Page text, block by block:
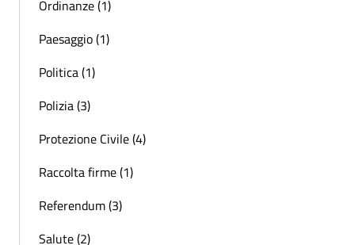
Ordinanze (1)
Paesaggio (1)
Politica (1)
Polizia (3)
Protezione Civile (4)
Raccolta firme (1)
Referendum (3)
Salute (2)